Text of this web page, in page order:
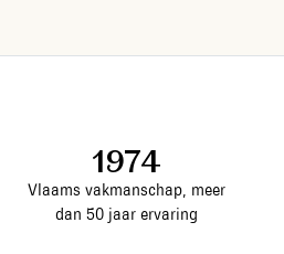
1974
Vlaams vakmanschap, meer
dan 50 jaar ervaring